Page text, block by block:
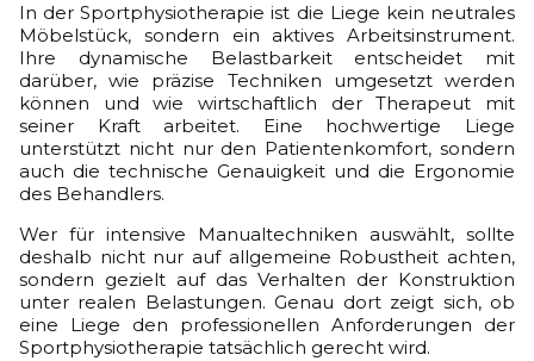
In der Sportphysiotherapie ist die Liege kein neutrales
Möbelstück, sondern ein aktives Arbeitsinstrument.
Ihre dynamische Belastbarkeit entscheidet mit
darüber, wie präzise Techniken umgesetzt werden
können und wie wirtschaftlich der Therapeut mit
seiner Kraft arbeitet. Eine hochwertige Liege
unterstützt nicht nur den Patientenkomfort, sondern
auch die technische Genauigkeit und die Ergonomie
des Behandlers.
Wer für intensive Manualtechniken auswählt, sollte
deshalb nicht nur auf allgemeine Robustheit achten,
sondern gezielt auf das Verhalten der Konstruktion
unter realen Belastungen. Genau dort zeigt sich, ob
eine Liege den professionellen Anforderungen der
Sportphysiotherapie tatsächlich gerecht wird.